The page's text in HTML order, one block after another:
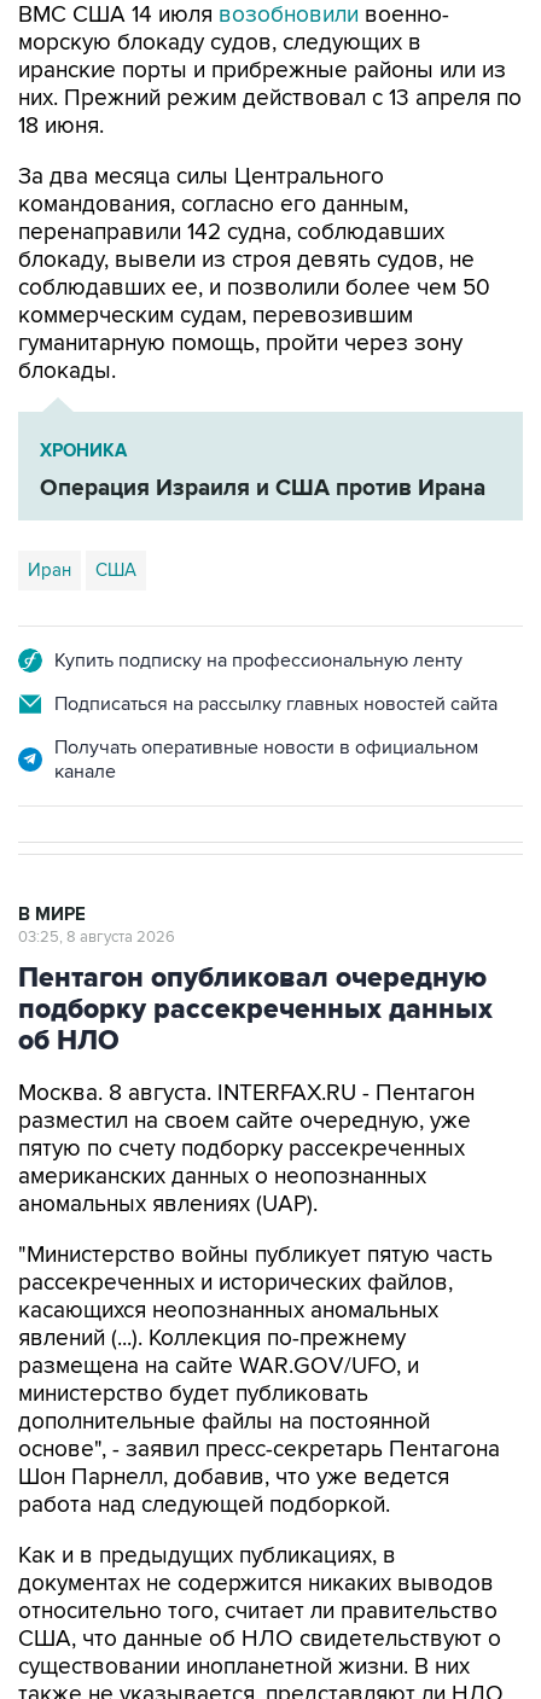
ВМС США 14 июля возобновили военно-
морскую блокаду судов, следующих в
иранские порты и прибрежные районы или из
них. Прежний режим действовал с 13 апреля по
18 июня.
За два месяца силы Центрального
командования, согласно его данным,
перенаправили 142 судна, соблюдавших
блокаду, вывели из строя девять судов, не
соблюдавших ее, и позволили более чем 50
коммерческим судам, перевозившим
гуманитарную помощь, пройти через зону
блокады.
ХРОНИКА
Операция Израиля и США против Ирана
Иран США
Купить подписку на профессиональную ленту
Подписаться на рассылку главных новостей сайта
Получать оперативные новости в официальном
канале
В МИРЕ
03:25, 8 августа 2026
Пентагон опубликовал очередную
подборку рассекреченных данных
об НЛО
Москва. 8 августа. INTERFAX.RU - Пентагон
разместил на своем сайте очередную, уже
пятую по счету подборку рассекреченных
американских данных о неопознанных
аномальных явлениях (UAP).
"Министерство войны публикует пятую часть
рассекреченных и исторических файлов,
касающихся неопознанных аномальных
явлений (...). Коллекция по-прежнему
размещена на сайте WAR.GOV/UFO, и
министерство будет публиковать
дополнительные файлы на постоянной
основе", - заявил пресс-секретарь Пентагона
Шон Парнелл, добавив, что уже ведется
работа над следующей подборкой.
Как и в предыдущих публикациях, в
документах не содержится никаких выводов
относительно того, считает ли правительство
США, что данные об НЛО свидетельствуют о
существовании инопланетной жизни. В них